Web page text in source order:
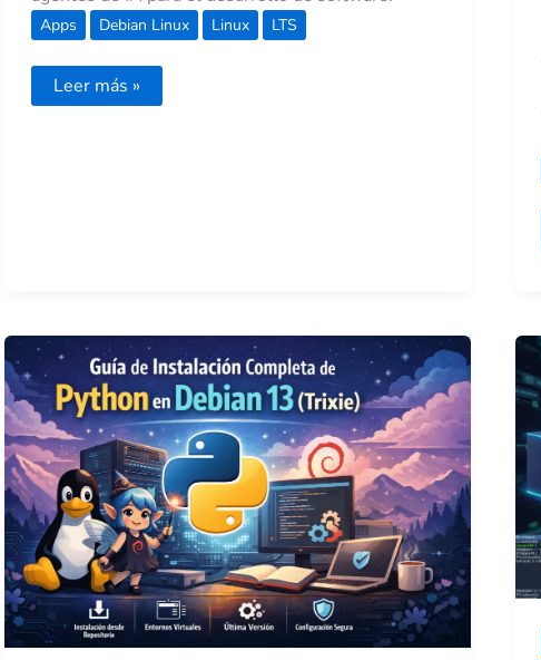
Apps Debian Linux Linux LTS
Leer más »
Guía
de
instalación
completa
del
lenguaje
de
programación
Python
en
Debian
13
(Trixie)